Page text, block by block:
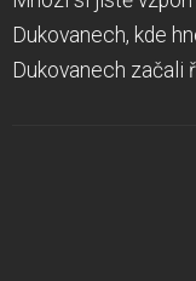
Dukovanech, kde
Dukovanech začali